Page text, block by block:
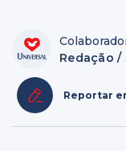
Redação /
Reportar